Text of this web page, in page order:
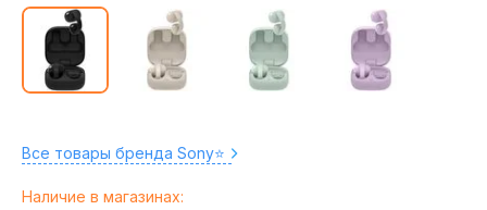
Все товары бренда Sony⭐️
Наличие в магазинах: